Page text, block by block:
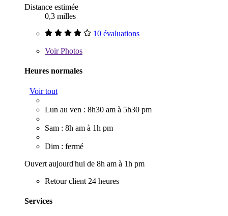
Distance estimée
0,3 milles
10 évaluations
VoirPhotos
Heures normales
Voir tout
Lun au ven : 8h30 am à 5h30 pm
Sam : 8h am à 1h pm
Dim : fermé
Ouvert aujourd'hui de 8h am à 1h pm
Retour client 24 heures
Services